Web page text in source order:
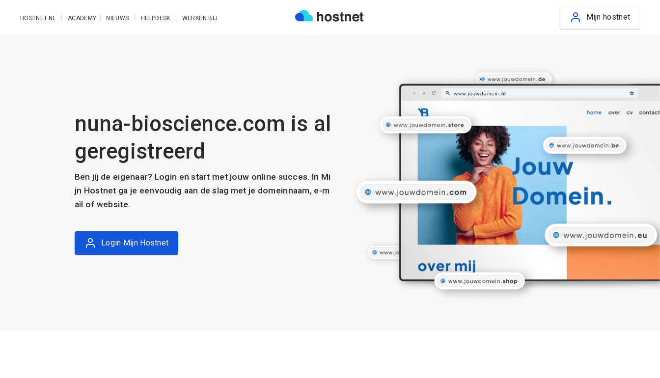
HOSTNET.NL ACADEMY NIEUWS HELPDESK WERKEN BIJ Mijn hostnet
nuna-bioscience.com is al
geregistreerd
Ben jij de eigenaar? Login en start met jouw online succes. In Mi
jn Hostnet ga je eenvoudig aan de slag met je domeinnaam, e-m
ail of website.
Login Mijn Hostnet